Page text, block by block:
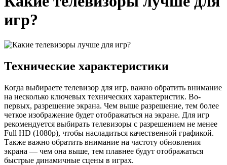
игр?
Технические характеристики
Когда выбираете телевизор для игр, важно обратить внимание
на несколько ключевых технических характеристик. Во-
первых, разрешение экрана. Чем выше разрешение, тем более
четкое изображение будет отображаться на экране. Для игр
рекомендуется выбирать телевизоры с разрешением не менее
Full HD (1080p), чтобы насладиться качественной графикой.
Также важно обратить внимание на частоту обновления
экрана — чем она выше, тем плавнее будут отображаться
быстрые динамичные сцены в играх.